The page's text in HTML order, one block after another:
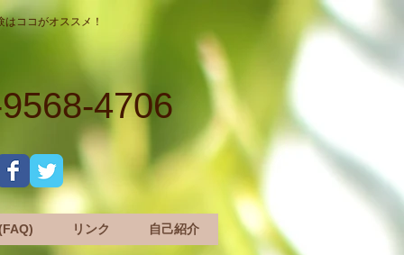
ココがオススメ！
4706
リンク 自己紹介